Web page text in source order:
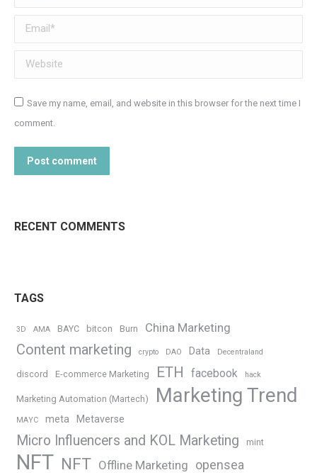
Email *
Website
Save my name, email, and website in this browser for the next time I
comment.
Post comment
RECENT COMMENTS
TAGS
3D AMA BAYC bitcon Burn China Marketing
Content marketing crypto DAO Data Decentraland
discord E-commerce Marketing ETH facebook hack
Marketing Automation (Martech) Marketing Trend
MAYC meta Metaverse
Micro Influencers and KOL Marketing mint
NFT NFT Offline Marketing opensea